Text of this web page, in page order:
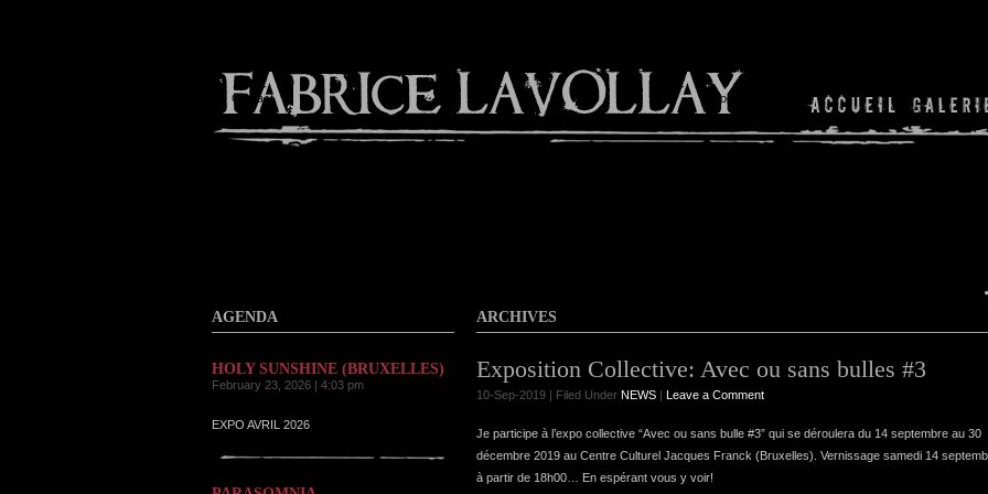
Contact Shop
AGENDA
HOLY SUNSHINE (BRUXELLES)
February 23, 2026 | 4:03 pm
EXPO AVRIL 2026
ARCHIVES
Exposition Collective: Avec ou sans bulles #3
10-Sep-2019 | Filed Under NEWS | Leave a Comment
Je participe à l’expo collective “Avec ou sans bulle #3” qui se déroulera du 14 septembre au 30
décembre 2019 au Centre Culturel Jacques Franck (Bruxelles). Vernissage samedi 14
à partir de 18h00… En espérant vous y voir!